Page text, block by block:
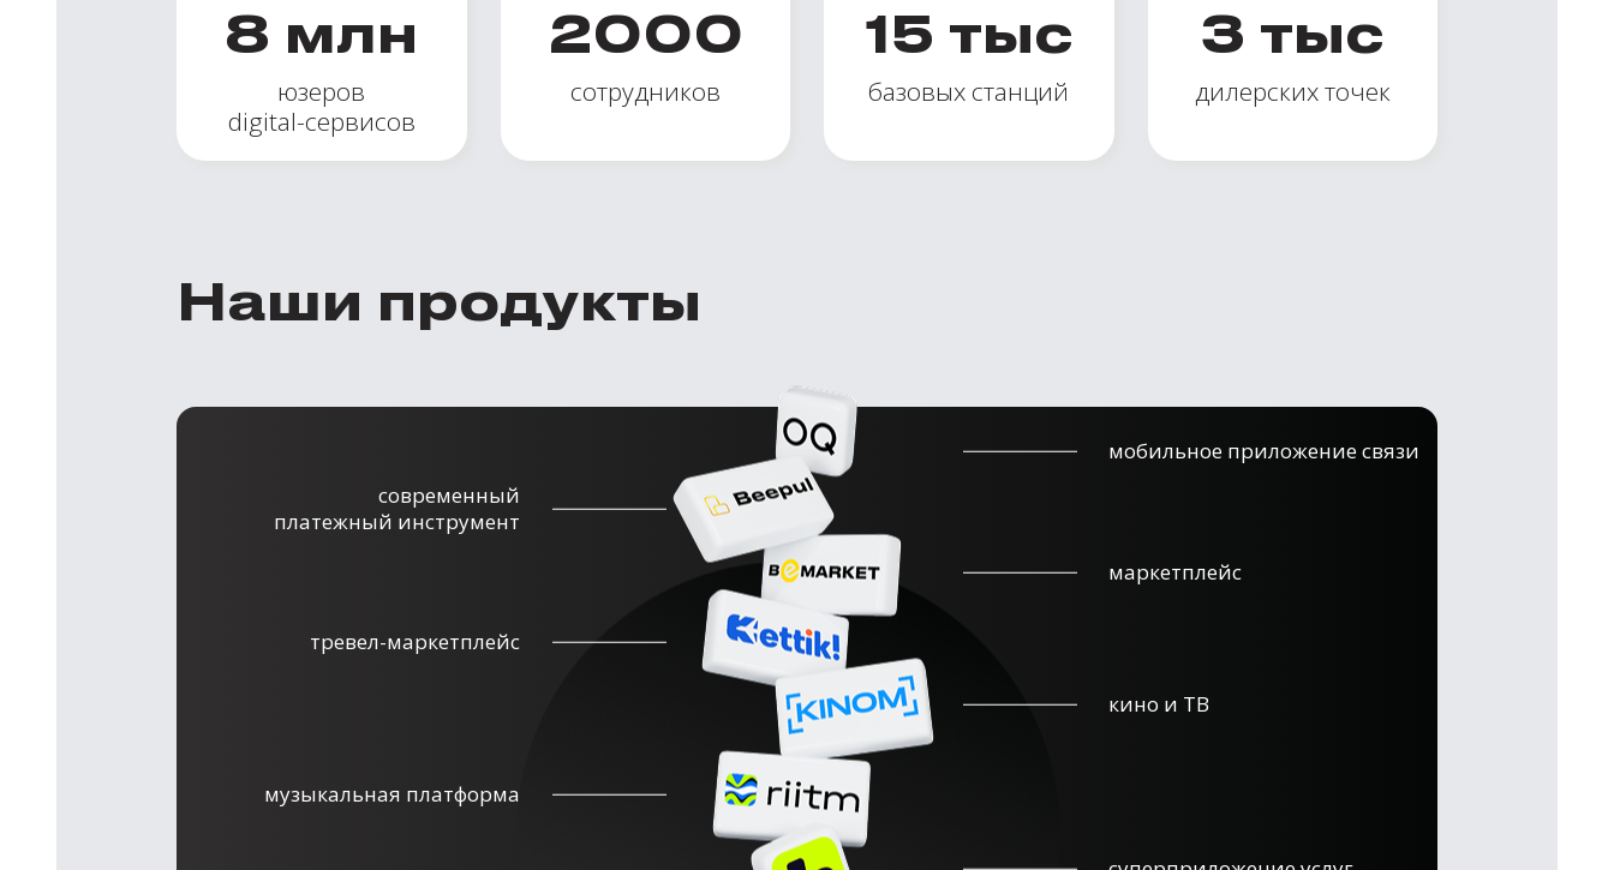
8 млн
юзеров
digital-сервисов
2000
сотрудников
15 тыс
базовых станций
3 тыс
дилерских точек
Наши продукты
мобильное приложение связи
современный
платежный инструмент
маркетплейс
тревел-маркетплейс
кино и ТВ
музыкальная платформа